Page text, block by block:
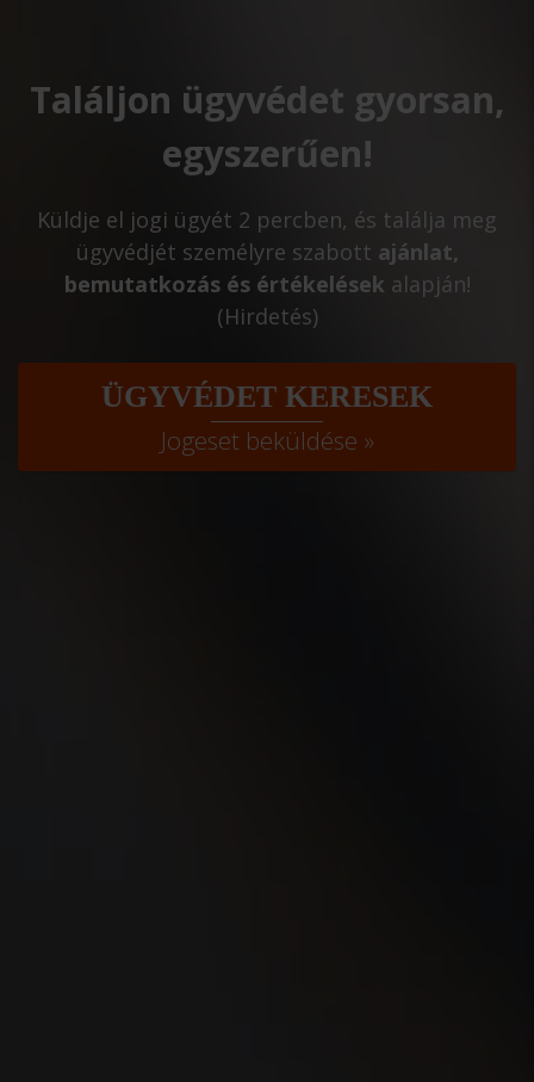
Találjon ügyvédet gyorsan,
egyszerűen!
Küldje el jogi ügyét 2 percben, és találja meg
ügyvédjét személyre szabott ajánlat,
bemutatkozás és értékelések alapján!
(Hirdetés)
ÜGYVÉDET KERESEK
Jogeset beküldése »